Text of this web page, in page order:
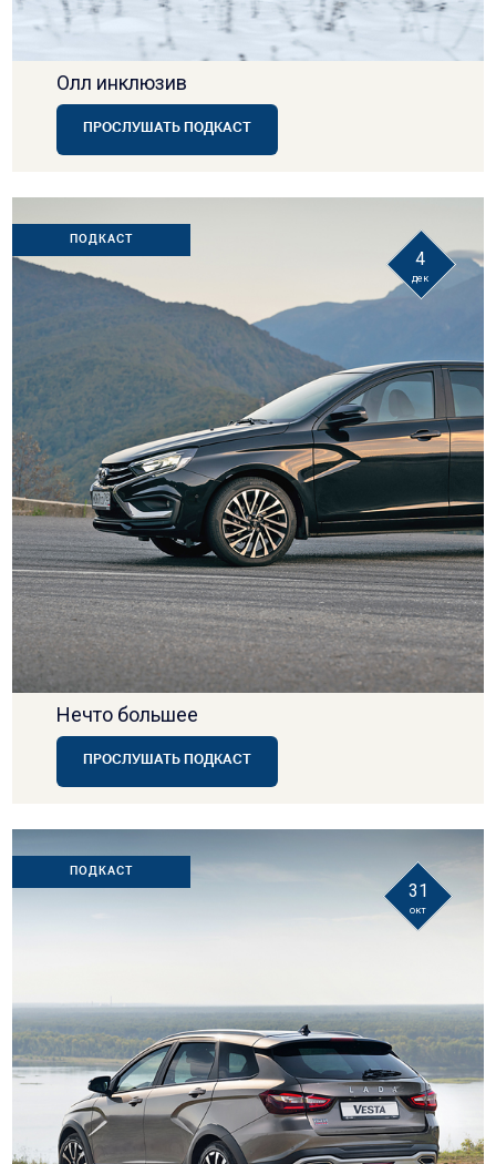
Олл инклюзив
ПРОСЛУШАТЬ ПОДКАСТ
ПОДКАСТ
4
дек
Нечто большее
ПРОСЛУШАТЬ ПОДКАСТ
ПОДКАСТ
31
окт